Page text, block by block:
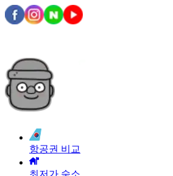
항공권 비교
최저가 숙소